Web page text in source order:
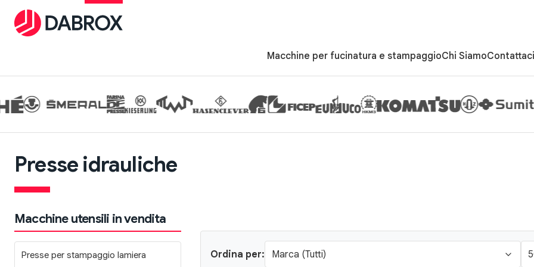
Macchine per fucinatura e stampaggioChi SiamoContattaci
Presse idrauliche
Macchine utensili in vendita
Presse per stampaggio lamiera Ordina per: